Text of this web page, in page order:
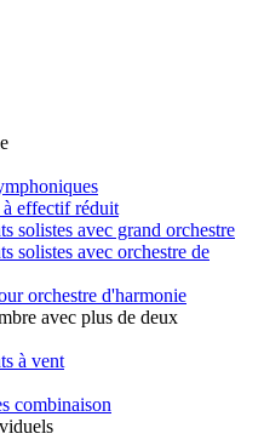
à effectif réduit
solistes avec grand orchestre
solistes avec orchestre de
orchestre d'harmonie
avec plus de deux
à vent
combinaison